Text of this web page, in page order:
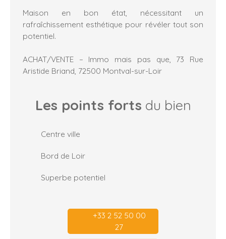
Maison en bon état, nécessitant un
rafraîchissement esthétique pour révéler tout son
potentiel.
ACHAT/VENTE – Immo mais pas que, 73 Rue
Aristide Briand, 72500 Montval-sur-Loir
Les points forts du bien
Centre ville
Bord de Loir
Superbe potentiel
+33 2 52 50 00
27